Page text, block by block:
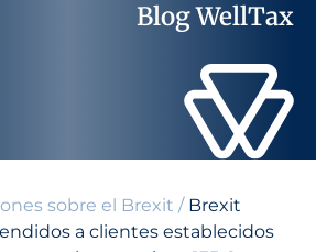
Blog WellTax
sobre el Brexit / Brexit
a clientes establecidos